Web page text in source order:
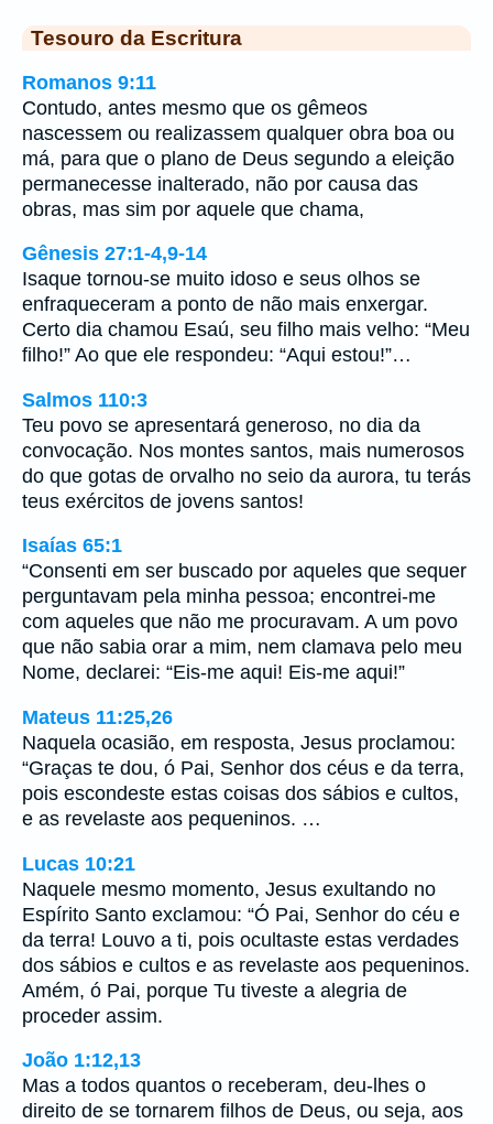
Tesouro da Escritura
Romanos 9:11
Contudo, antes mesmo que os gêmeos
nascessem ou realizassem qualquer obra boa ou
má, para que o plano de Deus segundo a eleição
permanecesse inalterado, não por causa das
obras, mas sim por aquele que chama,
Gênesis 27:1-4,9-14
Isaque tornou-se muito idoso e seus olhos se
enfraqueceram a ponto de não mais enxergar.
Certo dia chamou Esaú, seu filho mais velho: “Meu
filho!” Ao que ele respondeu: “Aqui estou!”…
Salmos 110:3
Teu povo se apresentará generoso, no dia da
convocação. Nos montes santos, mais numerosos
do que gotas de orvalho no seio da aurora, tu terás
teus exércitos de jovens santos!
Isaías 65:1
“Consenti em ser buscado por aqueles que sequer
perguntavam pela minha pessoa; encontrei-me
com aqueles que não me procuravam. A um povo
que não sabia orar a mim, nem clamava pelo meu
Nome, declarei: “Eis-me aqui! Eis-me aqui!”
Mateus 11:25,26
Naquela ocasião, em resposta, Jesus proclamou:
“Graças te dou, ó Pai, Senhor dos céus e da terra,
pois escondeste estas coisas dos sábios e cultos,
e as revelaste aos pequeninos. …
Lucas 10:21
Naquele mesmo momento, Jesus exultando no
Espírito Santo exclamou: “Ó Pai, Senhor do céu e
da terra! Louvo a ti, pois ocultaste estas verdades
dos sábios e cultos e as revelaste aos pequeninos.
Amém, ó Pai, porque Tu tiveste a alegria de
proceder assim.
João 1:12,13
Mas a todos quantos o receberam, deu-lhes o
direito de se tornarem filhos de Deus, ou seja, aos